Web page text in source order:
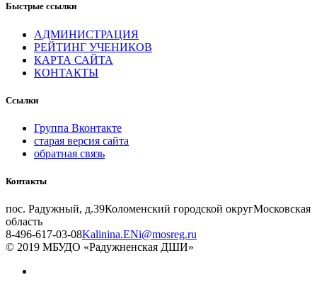
Быстрые ссылки
АДМИНИСТРАЦИЯ
РЕЙТИНГ УЧЕНИКОВ
КАРТА САЙТА
КОНТАКТЫ
Ссылки
Группа Вконтакте
старая версия сайта
обратная связь
Контакты
пос. Радужный, д.39Коломенский городской округМосковская
область
8-496-617-03-08Kalinina.ENi@mosreg.ru
© 2019 МБУДО «Радужненская ДШИ»